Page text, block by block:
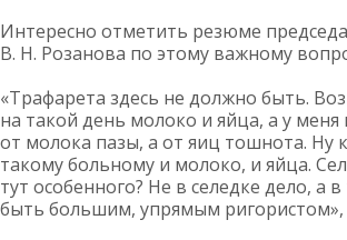
Интересно отметить резюме
В. Н. Розанова по этому важному
«Трафарета здесь не должно быть.
на такой день молоко и яйца, а у меня
от молока пазы, а от яиц тошнота. Ну
такому больному и молоко, и яйца.
тут особенного? Не в селедке дело, а
быть большим, упрямым ригористом»,